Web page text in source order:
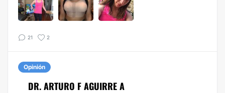
21 2
Opinión
DR. ARTURO F AGUIRRE A